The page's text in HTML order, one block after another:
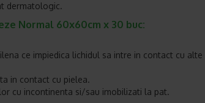
dermatologic.
Normal 60x60cm x 30 buc:
ce impiedica lichidul sa intre in contact cu alte
in contact cu pielea.
cu incontinenta si/sau imobilizati la pat.